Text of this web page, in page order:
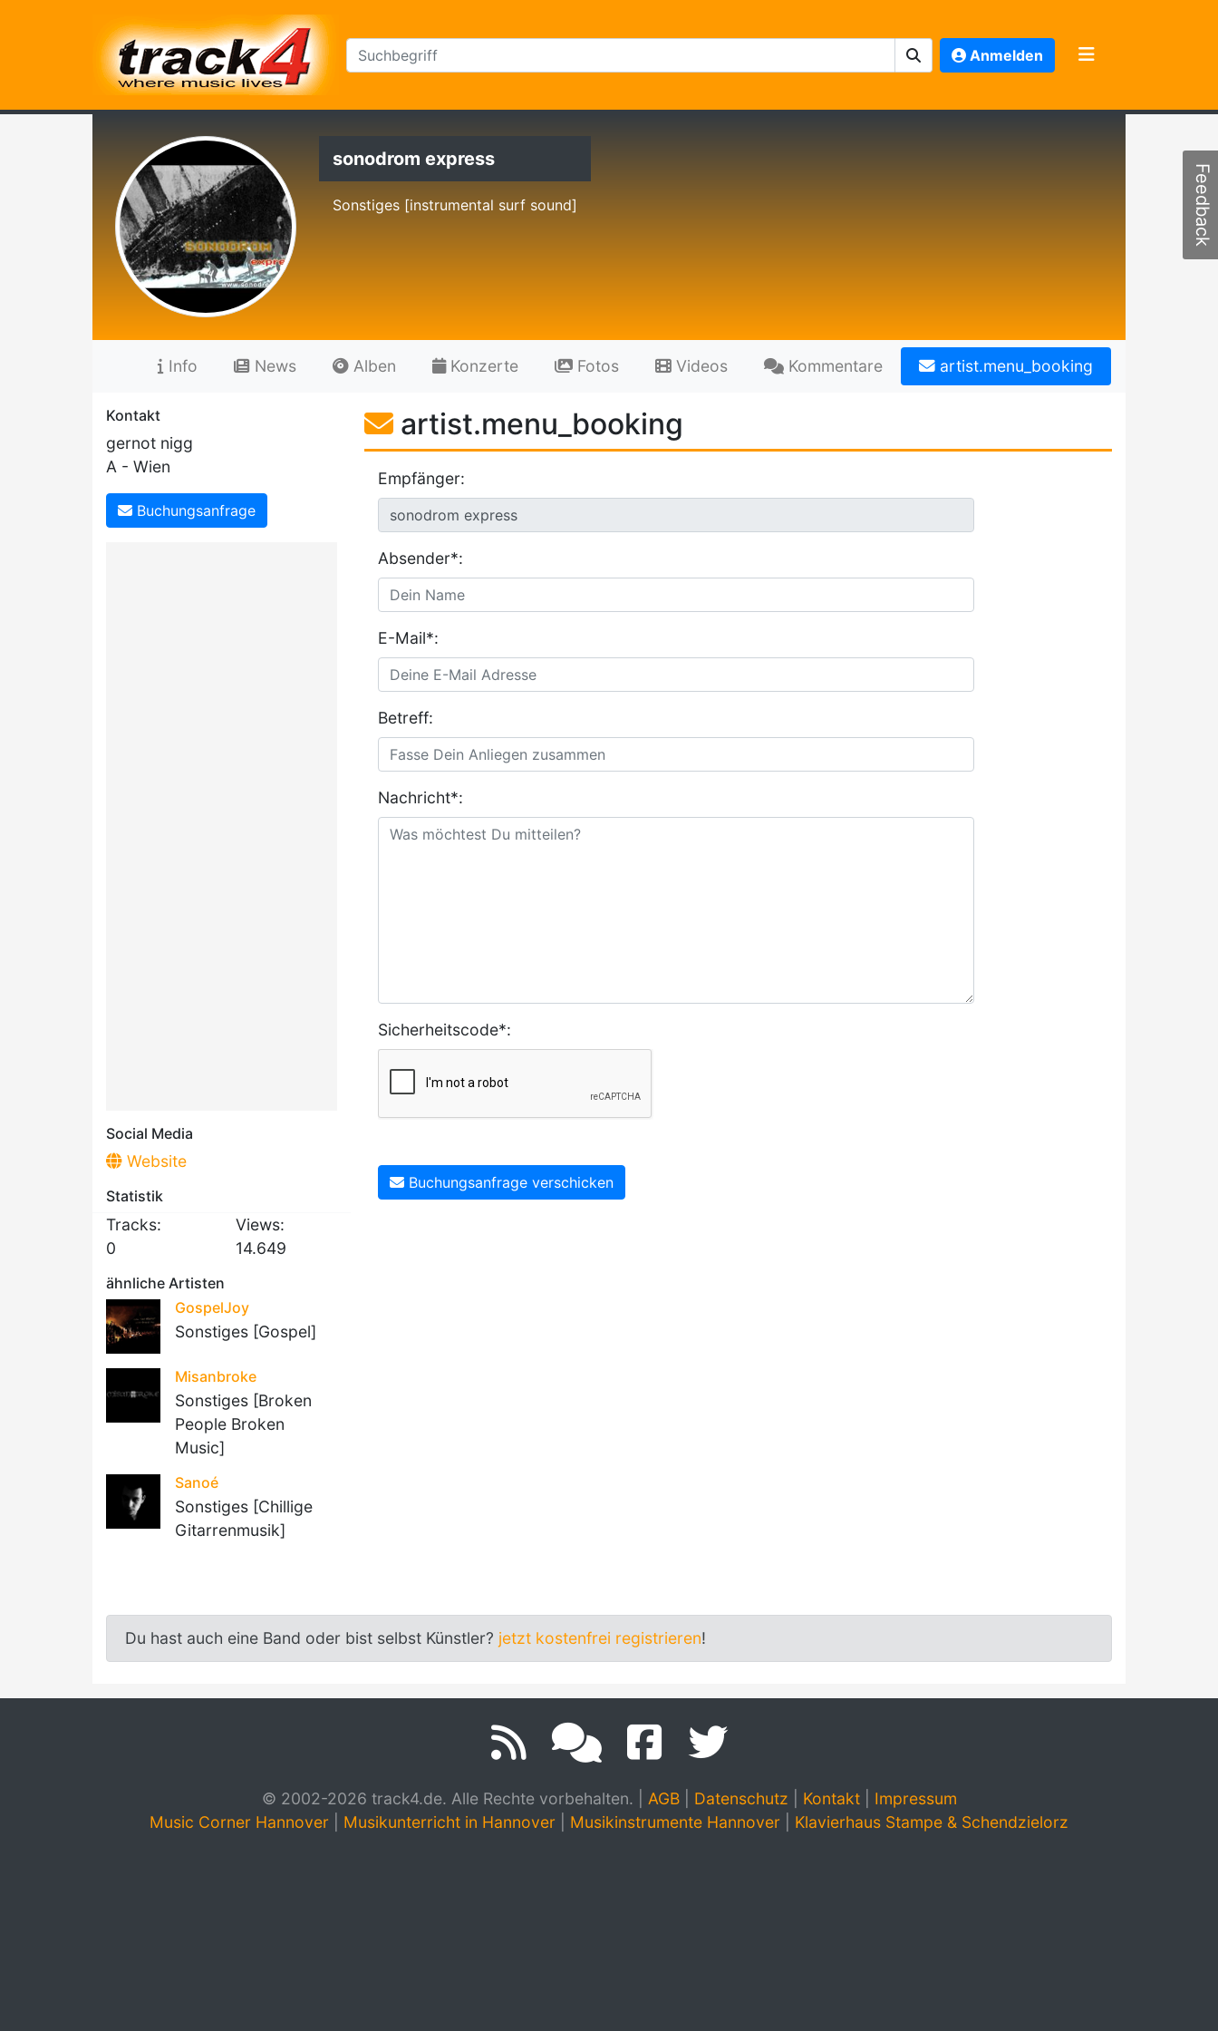
Anmelden
sonodrom express
Sonstiges [instrumental surf sound]
Info News Alben Konzerte Fotos Videos Kommentare artist.menu_booking
Kontakt
gernot nigg
A - Wien
Buchungsanfrage
Social Media
Website
Statistik
Tracks:
0
Views:
14.649
ähnliche Artisten
GospelJoy
Sonstiges [Gospel]
Misanbroke
Sonstiges [Broken
People Broken
Music]
Sanoé
Sonstiges [Chillige
Gitarrenmusik]
artist.menu_booking
Empfänger:
Absender*:
E-Mail*:
Betreff:
Nachricht*:
Sicherheitscode*:
Buchungsanfrage verschicken
Du hast auch eine Band oder bist selbst Künstler? jetzt kostenfrei registrieren!
© 2002-2026 track4.de. Alle Rechte vorbehalten. AGB| Datenschutz Kontakt| Impressum
Music Corner Hannover
Musikunterricht in Hannover Musikinstrumente Hannover Klavierhaus Stampe & Schendzielorz
Feedback